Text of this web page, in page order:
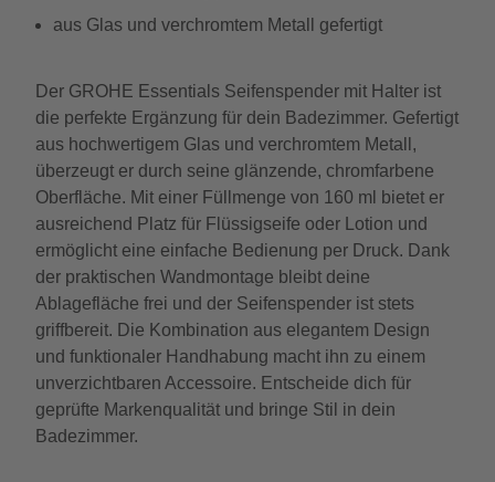
aus Glas und verchromtem Metall gefertigt
Der GROHE Essentials Seifenspender mit Halter ist
die perfekte Ergänzung für dein Badezimmer. Gefertigt
aus hochwertigem Glas und verchromtem Metall,
überzeugt er durch seine glänzende, chromfarbene
Oberfläche. Mit einer Füllmenge von 160 ml bietet er
ausreichend Platz für Flüssigseife oder Lotion und
ermöglicht eine einfache Bedienung per Druck. Dank
der praktischen Wandmontage bleibt deine
Ablagefläche frei und der Seifenspender ist stets
griffbereit. Die Kombination aus elegantem Design
und funktionaler Handhabung macht ihn zu einem
unverzichtbaren Accessoire. Entscheide dich für
geprüfte Markenqualität und bringe Stil in dein
Badezimmer.